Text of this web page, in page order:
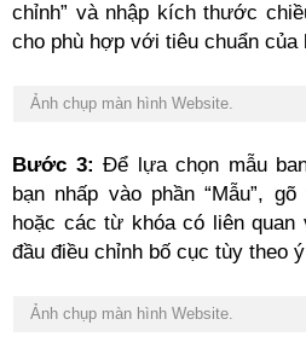
chỉnh” và nhập kích thước
cho phù hợp với tiêu chuẩn của
Ảnh chụp màn hình Website.
Bước 3: Để lựa chọn mẫu
bạn nhấp vào phần “Mẫu”,
hoặc các từ khóa có liên quan
đầu điều chỉnh bố cục tùy theo
Ảnh chụp màn hình Website.